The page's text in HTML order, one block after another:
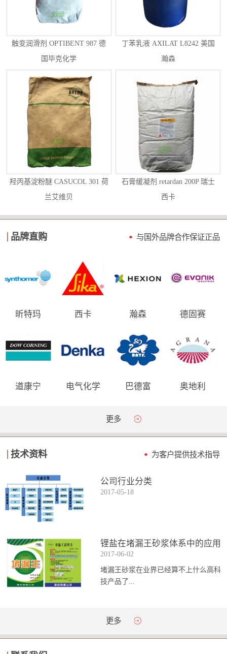
触变润滑剂 OPTIBENT 987 德
国毕克化学
丁苯乳液 AXILAT L8242 美国
瀚森
羟丙基淀粉醚 CASUCOL 301 荷
兰艾维贝
石膏缓凝剂 retardan 200P 瑞士
西卡
品牌直购 与国外品牌合作保证正品
昕特玛 西卡 瀚森 德固赛
道康宁 电气化学 巴德富 奥地利
更多
技术资料 为客户提供技术指导
公司行业分类
2017-05-18
锂盐在堵漏王砂浆体系中的应用
2017-06-02
堵漏王砂浆在业界已经算不上什么高科
技产品了...
。简单来说它就是一种能够迅速凝固的
通砂浆的强...
更多